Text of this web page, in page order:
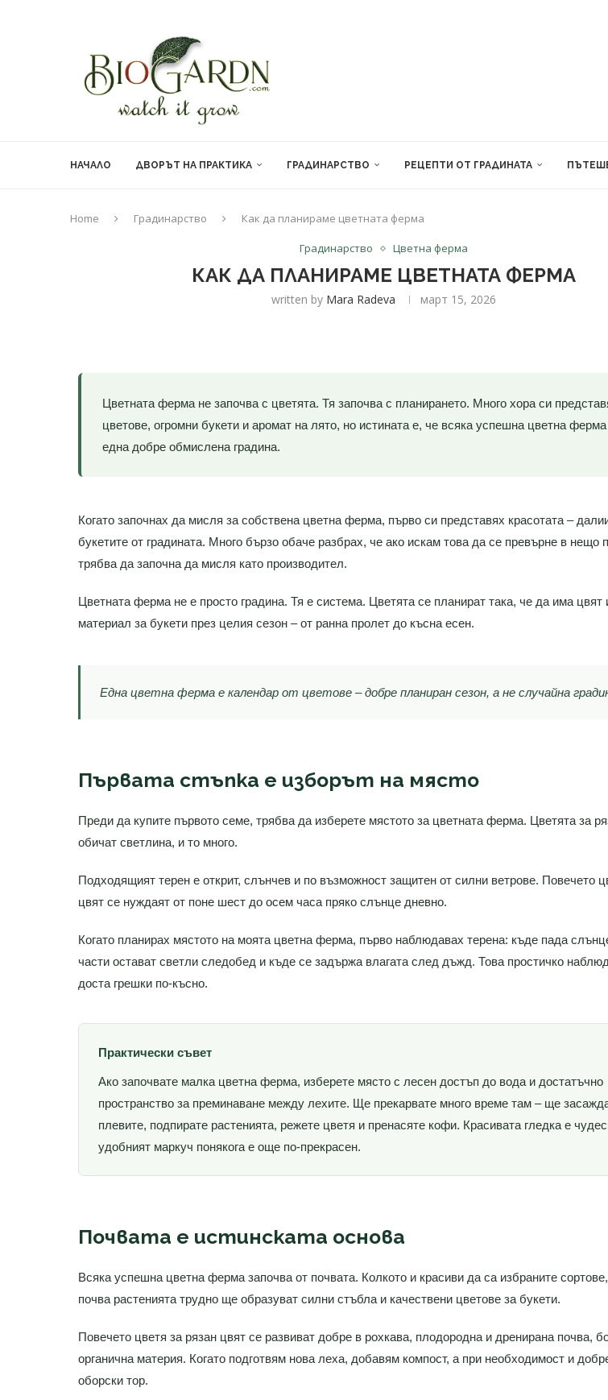
НАЧАЛО ДВОРЪТ НА ПРАКТИКА ГРАДИНАРСТВО РЕЦЕПТИ ОТ ГРАДИНАТА
Home Градинарство Как да планираме цветната ферма
Градинарство Цветна ферма
КАК ДА ПЛАНИРАМЕ ЦВЕТНАТА ФЕРМА
written by Mara Radeva март 15, 2026
Цветната ферма не започва с цветята. Тя започва с планирането. Много хора си
цветове, огромни букети и аромат на лято, но истината е, че всяка успешна цветна ферма
една добре обмислена градина.
Когато започнах да мисля за собствена цветна ферма, първо си представях красотата –
букетите от градината. Много бързо обаче разбрах, че ако искам това да се превърне в нещо
трябва да започна да мисля като производител.
Цветната ферма не е просто градина. Тя е система. Цветята се планират така, че да има цвят
материал за букети през целия сезон – от ранна пролет до късна есен.
Една цветна ферма е календар от цветове – добре планиран сезон, а не случайна
Първата стъпка е изборът на място
Преди да купите първото семе, трябва да изберете мястото за цветната ферма. Цветята за
обичат светлина, и то много.
Подходящият терен е открит, слънчев и по възможност защитен от силни ветрове. Повечето
цвят се нуждаят от поне шест до осем часа пряко слънце дневно.
Когато планирах мястото на моята цветна ферма, първо наблюдавах терена: къде пада
части остават светли следобед и къде се задържа влагата след дъжд. Това простичко
доста грешки по-късно.
Практически съвет
Ако започвате малка цветна ферма, изберете място с лесен достъп до вода и достатъчно
пространство за преминаване между лехите. Ще прекарвате много време там – ще
плевите, подпирате растенията, режете цветя и пренасяте кофи. Красивата гледка е
удобният маркуч понякога е още по-прекрасен.
Почвата е истинската основа
Всяка успешна цветна ферма започва от почвата. Колкото и красиви да са избраните
почва растенията трудно ще образуват силни стъбла и качествени цветове за букети.
Повечето цветя за рязан цвят се развиват добре в рохкава, плодородна и дренирана почва,
органична материя. Когато подготвям нова леха, добавям компост, а при необходимост и
оборски тор.